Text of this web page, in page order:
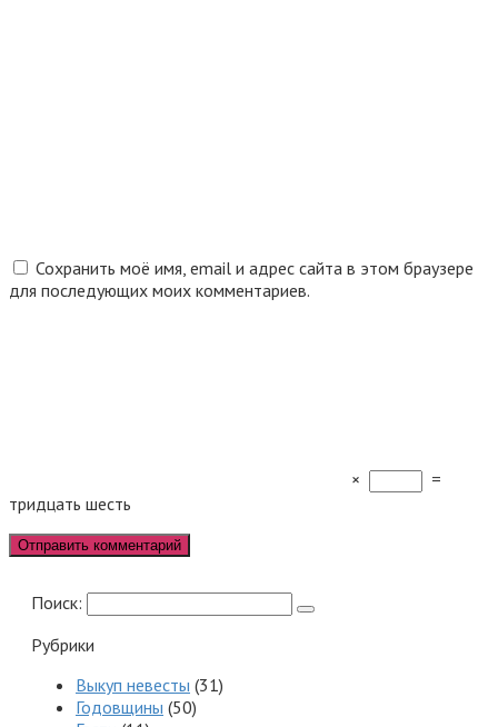
Сохранить моё имя, email и адрес сайта в этом браузере
для последующих моих комментариев.
×
=
тридцать шесть
Поиск:
Рубрики
Выкуп невесты (31)
Годовщины (50)